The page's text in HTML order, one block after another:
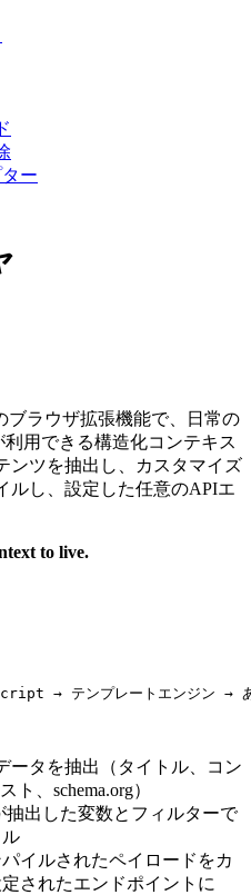
ー
ブラウザ拡張機能で、日常の
用できる構造化コンテキス
ンツを抽出し、カスタマイズ
ルし、設定した任意のAPIエ
to live.
→ テンプレートエンジン → あ
ータを抽出（タイトル、コン
ト、schema.org）
抽出した変数とフィルターで
イルされたペイロードをカ
されたエンドポイントに